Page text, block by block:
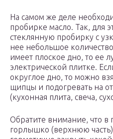
На самом же деле
пробирке масло. Так, для
стеклянную пробирку с
нее небольшое
имеет плоское дно, то ее
электрической плитке.
округлое дно, то можно
щипцы и подогревать на
(кухонная плита, свеча,
Обратите внимание, что в
горлышко (верхнюю